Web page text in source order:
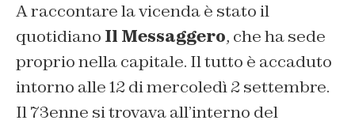
A raccontare la vicenda è stato il
quotidiano Il Messaggero, che ha sede
proprio nella capitale. Il tutto è accaduto
intorno alle 12 di mercoledì 2 settembre.
Il 73enne si trovava all’interno del